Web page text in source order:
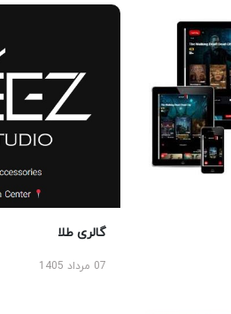
گالری طلا
07 مرداد 1405